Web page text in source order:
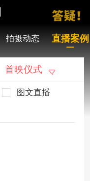
拍摄动态 直播案例
首映仪式
图文直播